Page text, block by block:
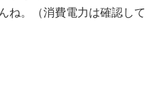
ね。（消費電力は確認して